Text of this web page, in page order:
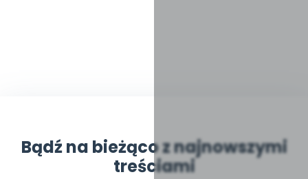
Bądź na bieżąco z najnowszymi
treściami